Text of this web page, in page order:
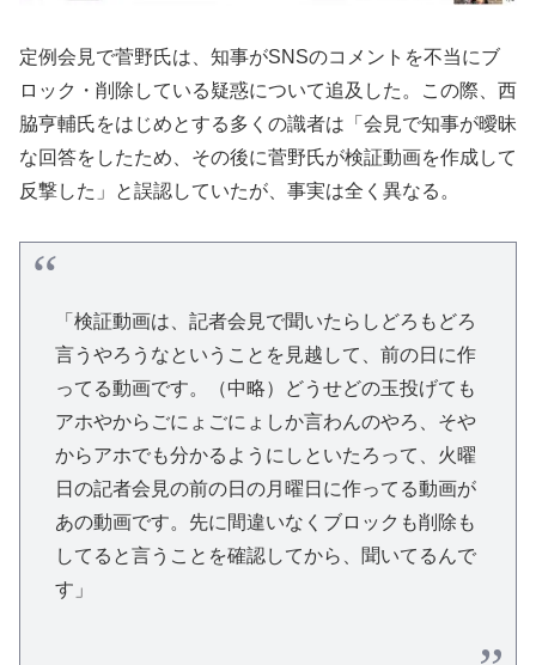
定例会見で菅野氏は、知事がSNSのコメントを不当にブ
ロック・削除している疑惑について追及した。この際、西
脇亨輔氏をはじめとする多くの識者は「会見で知事が曖昧
な回答をしたため、その後に菅野氏が検証動画を作成して
反撃した」と誤認していたが、事実は全く異なる。
「検証動画は、記者会見で聞いたらしどろもどろ
言うやろうなということを見越して、前の日に作
ってる動画です。（中略）どうせどの玉投げても
アホやからごにょごにょしか言わんのやろ、そや
からアホでも分かるようにしといたろって、火曜
日の記者会見の前の日の月曜日に作ってる動画が
あの動画です。先に間違いなくブロックも削除も
してると言うことを確認してから、聞いてるんで
す」